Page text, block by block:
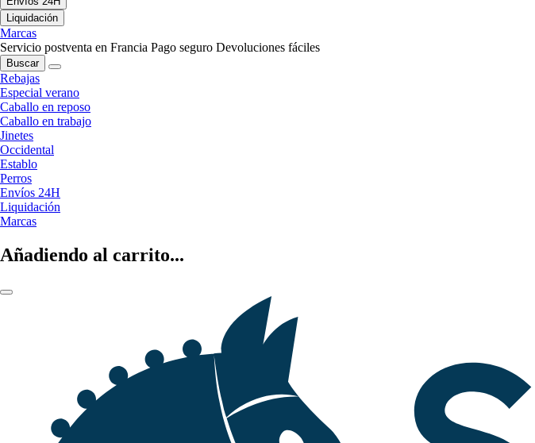
Liquidación
Marcas
Servicio postventa en Francia Pago seguro Devoluciones fáciles
Buscar
Rebajas
Especial verano
Caballo en reposo
Caballo en trabajo
Jinetes
Occidental
Establo
Perros
Envíos 24H
Liquidación
Marcas
Añadiendo al carrito...